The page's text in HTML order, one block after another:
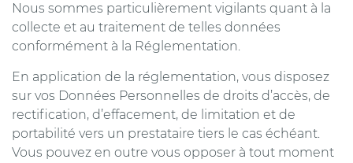
Nous sommes particulièrement vigilants quant à la
collecte et au traitement de telles données
conformément à la Réglementation.
En application de la réglementation, vous disposez
sur vos Données Personnelles de droits d’accès, de
rectification, d’effacement, de limitation et de
portabilité vers un prestataire tiers le cas échéant.
Vous pouvez en outre vous opposer à tout moment